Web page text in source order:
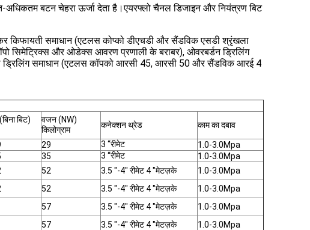
बटन चेहरा ऊर्जा देता है।एयरफ्लो चैनल डिजाइन और नियंत्रण बिट
किफायती समाधान (एटलस कोप्को डीएचडी और सैंडविक एसडी श्रृंखला
सिमेट्रिक्स और ओडेक्स आवरण प्रणाली के बराबर), ओवरबर्डन ड्रिलिंग
ड्रिलिंग समाधान (एटलस कॉपको आरसी 45, आरसी 50 और सैंडविक आरई 4
बिट)
वजन (NW)
किलोग्राम
कनेक्शन थ्रेड काम का दबाव
29 3 “रीमेट
1.0-3.0Mpa
35 3 “रीमेट
1.0-3.0Mpa
52 3.5 "-4" रीमेट 4 "मेटज़के
1.0-3.0Mpa
52 3.5 "-4" रीमेट 4 "मेटज़के
1.0-3.0Mpa
57 3.5 "-4" रीमेट 4 "मेटज़के
1.0-3.0Mpa
57 3.5 "-4" रीमेट 4 "मेटज़के
1.0-3.0Mpa